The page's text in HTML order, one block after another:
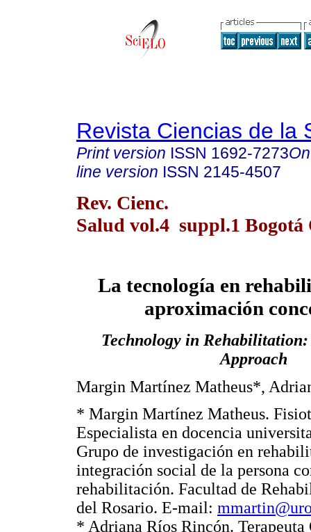
Revista Ciencias de la
Print version ISSN 1692-7273
line version ISSN 2145-4507
Rev. Cienc.
Salud vol.4 suppl.1 Bogotá
La tecnología en
aproximación
Technology in
Approach
Margin Martínez Matheus*,
* Margin Martínez Matheus.
Especialista en docencia
Grupo de investigación en
integración social de la persona
rehabilitación. Facultad de
del Rosario. E-mail:
* Adriana Ríos Rincón.